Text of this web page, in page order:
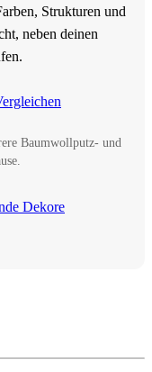
Strukturen und
neben deinen
Baumwollputz- und
Dekore